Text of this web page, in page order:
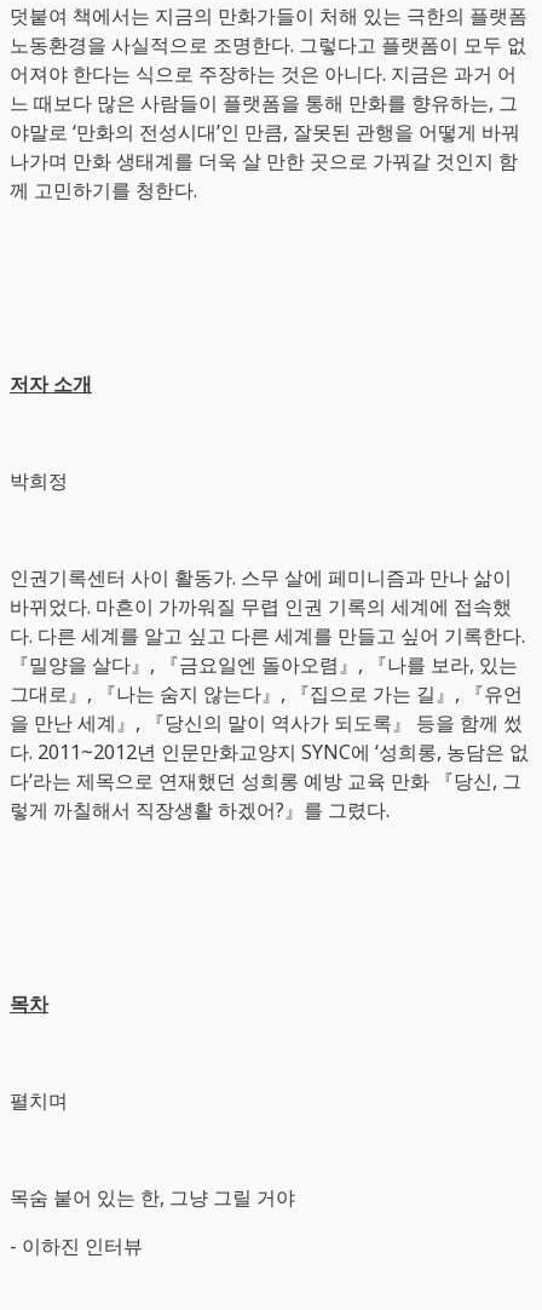
덧붙여 책에서는 지금의 만화가들이 처해 있는 극한의 플랫폼
노동환경을 사실적으로 조명한다. 그렇다고 플랫폼이 모두 없
어져야 한다는 식으로 주장하는 것은 아니다. 지금은 과거 어
느 때보다 많은 사람들이 플랫폼을 통해 만화를 향유하는, 그
야말로 ‘만화의 전성시대’인 만큼, 잘못된 관행을 어떻게 바꿔
나가며 만화 생태계를 더욱 살 만한 곳으로 가꿔갈 것인지 함
께 고민하기를 청한다.
저자 소개
박희정
인권기록센터 사이 활동가. 스무 살에 페미니즘과 만나 삶이
바뀌었다. 마흔이 가까워질 무렵 인권 기록의 세계에 접속했
다. 다른 세계를 알고 싶고 다른 세계를 만들고 싶어 기록한다.
『밀양을 살다』, 『금요일엔 돌아오렴』, 『나를 보라, 있는
그대로』, 『나는 숨지 않는다』, 『집으로 가는 길』, 『유언
을 만난 세계』, 『당신의 말이 역사가 되도록』 등을 함께 썼
다. 2011~2012년 인문만화교양지 SYNC에 ‘성희롱, 농담은 없
다’라는 제목으로 연재했던 성희롱 예방 교육 만화 『당신, 그
렇게 까칠해서 직장생활 하겠어?』를 그렸다.
목차
펼치며
목숨 붙어 있는 한, 그냥 그릴 거야
- 이하진 인터뷰